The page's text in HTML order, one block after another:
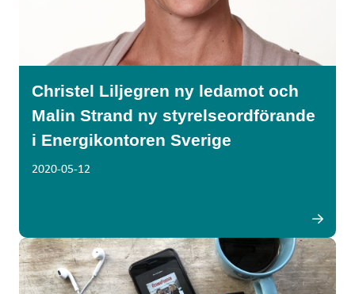
Christel Liljegren ny ledamot och
Malin Strand ny styrelseordförande
i Energikontoren Sverige
2020-05-12